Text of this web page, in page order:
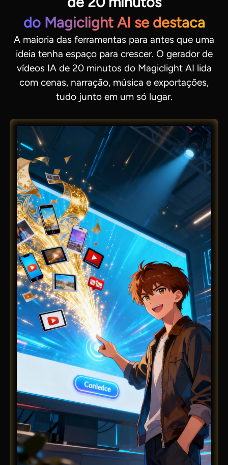
do Magiclight AI se destaca
A maioria das ferramentas para antes que uma
ideia tenha espaço para crescer. O gerador de
vídeos IA de 20 minutos do Magiclight AI lida
com cenas, narração, música e exportações,
tudo junto em um só lugar.